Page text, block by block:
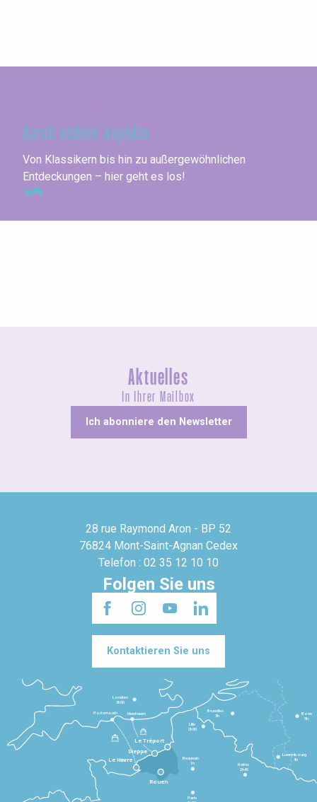
Durch andere Aspekte
Von Klassikern bis hin zu außergewöhnlichen
Entdeckungen – hier geht es los!
Aktuelles
In Ihrer Mailbox
Ich abonniere den Newsletter
28 rue Raymond Aron - BP 52
76824 Mont-Saint-Agnan Cedex
Telefon : 02 35 12 10 10
Folgen Sie uns
Kontaktieren Sie uns
Le Havre
Dieppe
Le Tréport
Paris
Beauvais
1h
Reims
2h45
Lille
2h30
Bruxelles
3h
Londres
3h30
Newhaven
Portsmouth
Bonn
5h
Luxembourg
4h
Rouen